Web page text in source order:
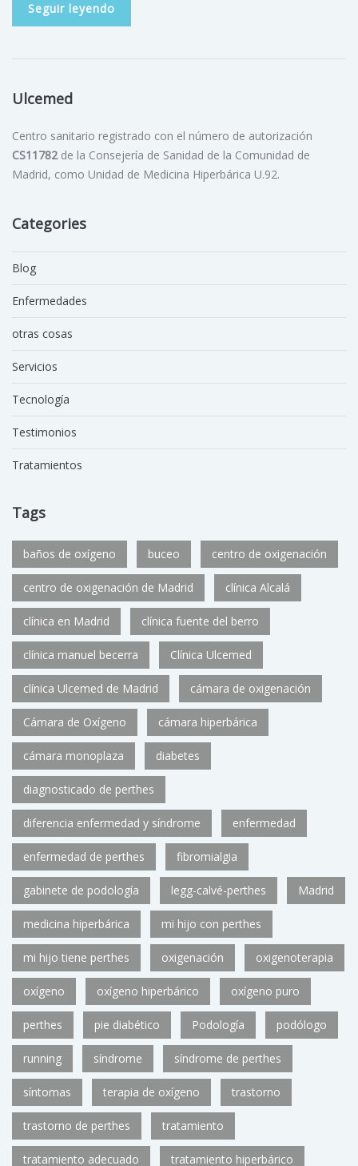
Seguir leyendo
Ulcemed
Centro sanitario registrado con el número de autorización
CS11782de la Consejería de Sanidad de la Comunidad de
Madrid, como Unidad de Medicina Hiperbárica U.92.
Categories
Blog
Enfermedades
otras cosas
Servicios
Tecnología
Testimonios
Tratamientos
Tags
baños de oxígeno buceo centro de oxigenación
centro de oxigenación de Madrid clínica Alcalá
clínica en Madrid clínica fuente del berro
clínica manuel becerra Clínica Ulcemed
clínica Ulcemed de Madrid cámara de oxigenación
Cámara de Oxígeno cámara hiperbárica
cámara monoplaza diabetes
diagnosticado de perthes
diferencia enfermedad y síndrome enfermedad
enfermedad de perthes fibromialgia
gabinete de podología legg-calvé-perthes Madrid
medicina hiperbárica mi hijo con perthes
mi hijo tiene perthes oxigenación oxigenoterapia
oxígeno oxígeno hiperbárico oxígeno puro
perthes pie diabético Podología podólogo
running síndrome síndrome de perthes
síntomas terapia de oxígeno trastorno
trastorno de perthes tratamiento
tratamiento adecuado tratamiento hiperbárico